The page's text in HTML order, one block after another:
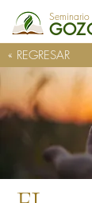
« REGRESAR